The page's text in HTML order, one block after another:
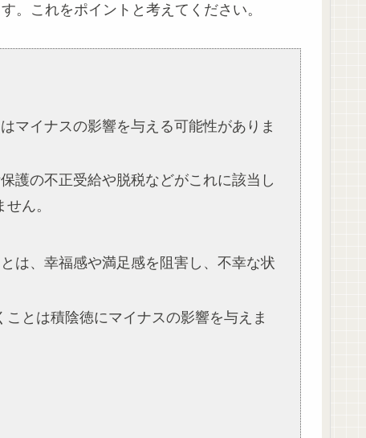
。これをポイントと考えてください。
マイナスの影響を与える可能性がありま
護の不正受給や脱税などがこれに該当し
ん。
は、幸福感や満足感を阻害し、不幸な状
とは積陰徳にマイナスの影響を与えま